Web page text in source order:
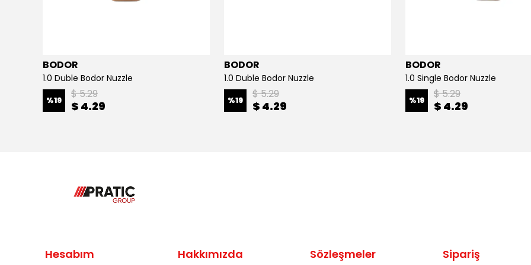
BODOR
1.0 Duble Bodor Nuzzle
%19 $ 5.29
$ 4.29
BODOR
1.0 Duble Bodor Nuzzle
%19 $ 5.29
$ 4.29
BODOR
1.0 Single Bodor Nuzzle
%19 $ 5.29
$ 4.29
Hesabım Hakkımızda Sözleşmeler Sipariş